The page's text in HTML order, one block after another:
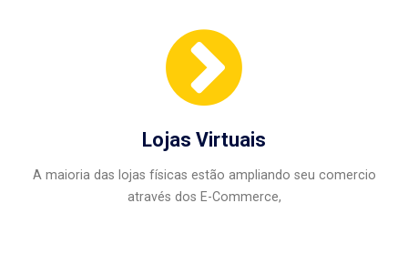
Lojas Virtuais
A maioria das lojas físicas estão ampliando seu comercio
através dos E-Commerce,